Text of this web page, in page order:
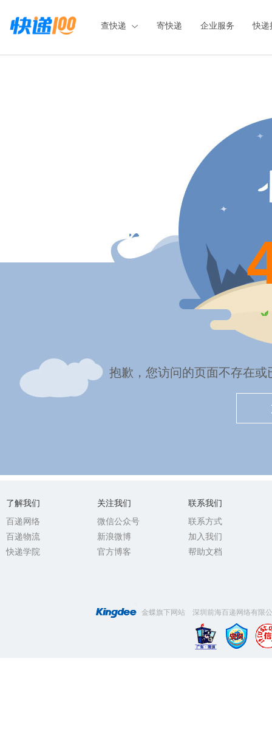
查快递 寄快递 企业服务 快递
抱歉，您访问的页面不存在
了解我们
百递网络
百递物流
快递学院
关注我们
微信公众号
新浪微博
官方博客
联系我们
联系方式
加入我们
帮助文档
金蝶旗下网站 深圳前海百递网络有限